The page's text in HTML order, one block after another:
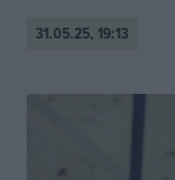
31.05.25, 19:13